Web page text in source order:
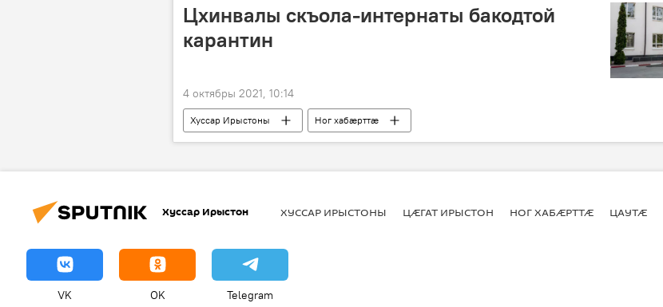
Цхинвалы скъола-интернаты бакодтой
карантин
4 октябры 2021, 10:14
Хуссар Ирыстоны Ног хабӕрттӕ
Хуссар Ирыстон ХУССАР ИРЫСТОНЫ ЦӔГАТ ИРЫСТОН НОГ ХАБӔРТТӔ ЦАУТӔ
VK OK Telegram